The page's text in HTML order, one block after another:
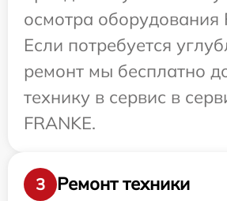
осмотра оборудования
Если потребуется
ремонт мы бесплатно
технику в сервис в
FRANKE.
3
Ремонт техники